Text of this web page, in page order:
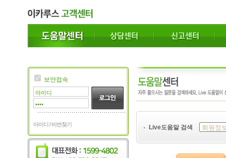
보안접속
아이디 / 비번찾기 Live도움말 검색